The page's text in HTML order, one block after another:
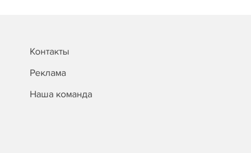
Контакты
Реклама
Наша команда